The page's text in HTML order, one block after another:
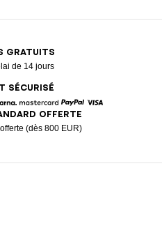
GRATUITS
de 14 jours
SÉCURISÉ
Pay
Klarna MastercardPaypal
OFFERTE
(dès 800 EUR)